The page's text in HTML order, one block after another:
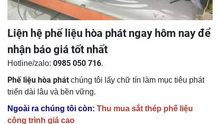
Liện hệ phế liệu hòa phát ngay hôm nay để
nhận báo giá tốt nhất
Hotline/zalo: 0985 050 716.
Phế liệu hòa phát chúng tôi lấy chữ tín làm mục tiêu phát
triển dài lâu và bền vững.
Ngoài ra chúng tôi còn: Thu mua sắt thép phế liệu
công trình giá cao